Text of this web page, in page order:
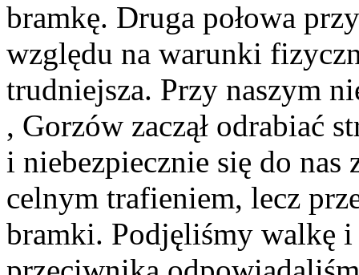
bramkę. Druga połowa
względu na warunki
trudniejsza. Przy naszym
, Gorzów zaczął odrabiać
i niebezpiecznie się do
celnym trafieniem, lecz
bramki. Podjęliśmy walkę i